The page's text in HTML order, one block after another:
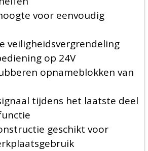
voor eenvoudig
veiligheidsvergrendeling
op 24V
opnameblokken van
tijdens het laatste deel
geschikt voor